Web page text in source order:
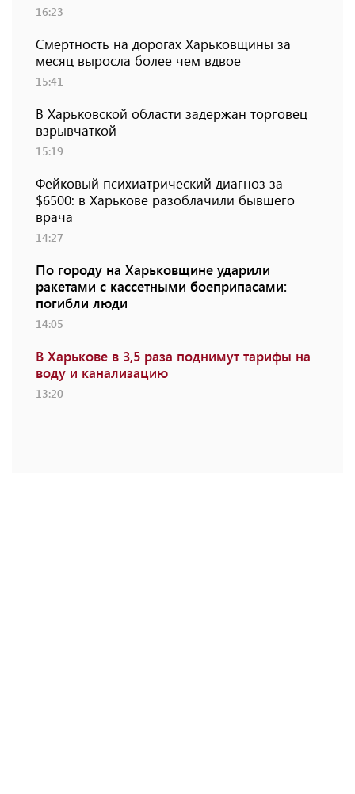
16:23
Смертность на дорогах Харьковщины за
месяц выросла более чем вдвое
15:41
В Харьковской области задержан торговец
взрывчаткой
15:19
Фейковый психиатрический диагноз за
$6500: в Харькове разоблачили бывшего
врача
14:27
По городу на Харьковщине ударили
ракетами с кассетными боеприпасами:
погибли люди
14:05
В Харькове в 3,5 раза поднимут тарифы на
воду и канализацию
13:20